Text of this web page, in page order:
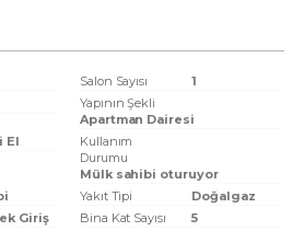
Salon Sayısı
1
Yapının Şekli
Apartman Dairesi
El
Kullanım
Durumu
Mülk sahibi oturuyor
Yakıt Tipi
Doğalgaz
Giriş Bina Kat Sayısı
5